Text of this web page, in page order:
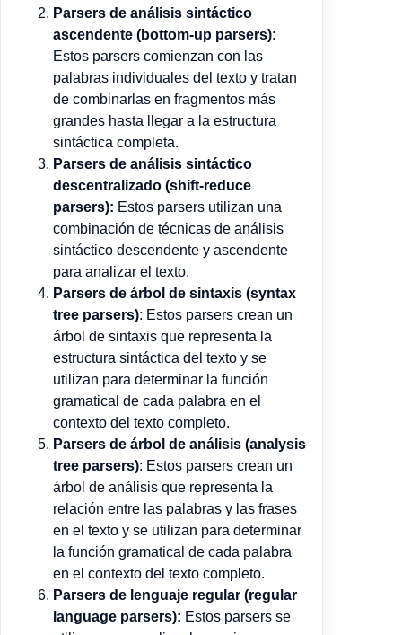
Parsers de análisis sintáctico
ascendente (bottom-up parsers):
Estos parsers comienzan con las
palabras individuales del texto y tratan
de combinarlas en fragmentos más
grandes hasta llegar a la estructura
sintáctica completa.
Parsers de análisis sintáctico
descentralizado (shift-reduce
parsers): Estos parsers utilizan una
combinación de técnicas de análisis
sintáctico descendente y ascendente
para analizar el texto.
Parsers de árbol de sintaxis (syntax
tree parsers): Estos parsers crean un
árbol de sintaxis que representa la
estructura sintáctica del texto y se
utilizan para determinar la función
gramatical de cada palabra en el
contexto del texto completo.
Parsers de árbol de análisis (analysis
tree parsers): Estos parsers crean un
árbol de análisis que representa la
relación entre las palabras y las frases
en el texto y se utilizan para determinar
la función gramatical de cada palabra
en el contexto del texto completo.
Parsers de lenguaje regular (regular
language parsers): Estos parsers se